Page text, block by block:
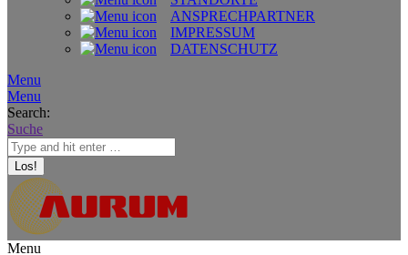
ANSPRECHPARTNER
IMPRESSUM
DATENSCHUTZ
Menu
Menu
Search:
Suche
Menu